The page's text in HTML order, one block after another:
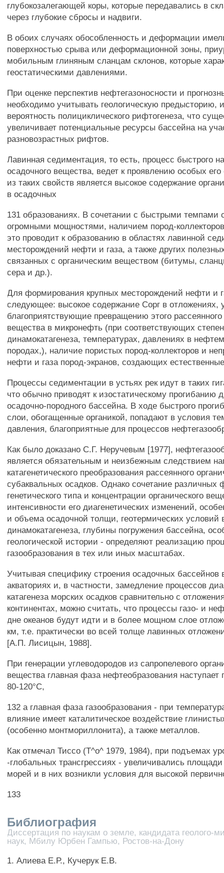
глубокозалегающей коры, которые передавались в
через глубокие сбросы и надвиги.
В обоих случаях обособленность и деформации
поверхностью срыва или деформационной зоны,
мобильным глиняным сланцам склонов, которые
геостатическими давлениями.
При оценке перспектив нефтегазоносности и
необходимо учитывать геологическую предысторию,
вероятность полициклического рифтогенеза, что
увеличивает потенциальные ресурсы бассейна на
разновозрастных рифтов.
Лавинная седиментация, то есть, процесс быстрого
осадочного вещества, ведет к проявлению особых
из таких свойств является высокое содержание
в осадочных
131 образованиях. В сочетании с быстрыми темпами
огромными мощностями, наличием пород-
это проводит к образованию в областях лавинной
месторождений нефти и газа, а также других
связанных с органическим веществом (битумы,
сера и др.).
Для формирования крупных месторождений нефти и
следующее: высокое содержание Сорг в отложениях,
благоприятствующие превращению этого рассеянного
вещества в микронефть (при соответствующих
динамокатагенеза, температурах, давлениях в
породах,), наличие пористых пород-коллекторов и
нефти и газа пород-экранов, создающих
Процессы седиментации в устьях рек идут в таких
что обычно приводят к изостатическому прогибанию
осадочно-породного бассейна. В ходе быстрого
слои, обогащенные органикой, попадают в условия
давления, благоприятные для процессов
Как было доказано С.Г. Неручевым [1977],
является обязательным и неизбежным следствием
катагенетического преобразования рассеянного
субаквальных осадков. Однако сочетание различных
генетического типа и концентрации органического
интенсивности его диагенетических изменений,
и объема осадочной толщи, геотермических условий
динамокатагенеза, глубины погружения бассейна,
геологической истории - определяют реализацию
газообразования в тех или иных масштабах.
Учитывая специфику строения осадочных бассейнов
акваториях и, в частности, замедление процессов
катагенеза морских осадков сравнительно с
континентах, можно считать, что процессы газо- и
дне океанов будут идти и в более мощном слое
км, т.е. практически во всей толще лавинных
[А.П. Лисицын, 1988].
При генерации углеводородов из сапропелевого
вещества главная фаза нефтеобразования наступает
80-120°С,
132 а главная фаза газообразования - при
влияние имеет каталитическое воздействие
(особенно монтмориллонита), а также металлов.
Как отмечал Тиссо (Т^о^ 1979, 1984), при подъемах
-глобальных трансгрессиях - увеличивались
морей и в них возникли условия для высокой
133
Библиография
Диссертация по наукам о земле, кандидата геолого-
наук, Мбилу Юрбен Гампью, Ростов-на-Дону
1. Алиева Е.Р., Кучерук Е.В.